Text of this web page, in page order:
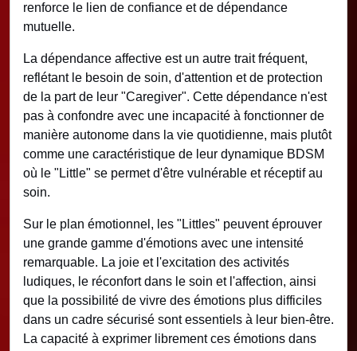
renforce le lien de confiance et de dépendance
mutuelle.
La dépendance affective est un autre trait fréquent,
reflétant le besoin de soin, d'attention et de protection
de la part de leur "Caregiver". Cette dépendance n'est
pas à confondre avec une incapacité à fonctionner de
manière autonome dans la vie quotidienne, mais plutôt
comme une caractéristique de leur dynamique BDSM
où le "Little" se permet d'être vulnérable et réceptif au
soin.
Sur le plan émotionnel, les "Littles" peuvent éprouver
une grande gamme d'émotions avec une intensité
remarquable. La joie et l'excitation des activités
ludiques, le réconfort dans le soin et l'affection, ainsi
que la possibilité de vivre des émotions plus difficiles
dans un cadre sécurisé sont essentiels à leur bien-être.
La capacité à exprimer librement ces émotions dans